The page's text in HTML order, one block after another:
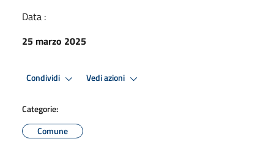
Data :
25 marzo 2025
Condividi Vedi azioni
Categorie:
Comune